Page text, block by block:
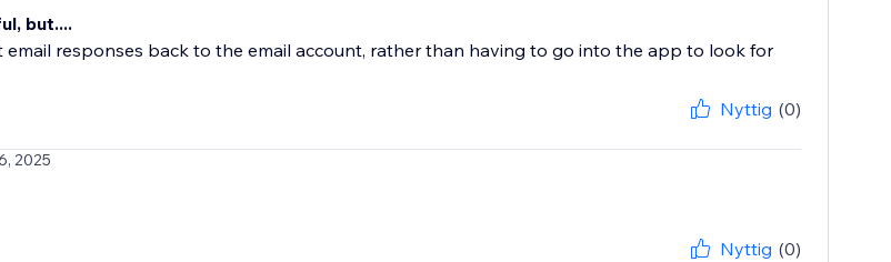
but....
email responses back to the email account, rather than having to go into the app to look for
Nyttig (0)
2025
Nyttig (0)